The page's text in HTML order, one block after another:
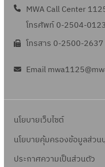
MWA Call Center
โทรศัพท์ 0-2504-0123
โทรสาร 0-2500-2637
Email
นโยบายเว็บไซต์
นโยบายคุ้มครองข้อมูลส่วน
ประกาศความเป็นส่วนตัว